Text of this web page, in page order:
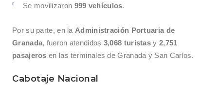
Se movilizaron 999 vehículos.
Por su parte, en la Administración Portuaria de
Granada, fueron atendidos 3,068 turistas y 2,751
pasajeros en las terminales de Granada y San Carlos.
Cabotaje Nacional